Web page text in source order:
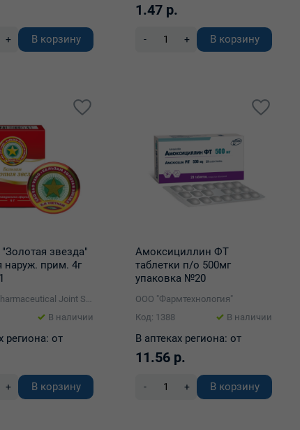
+ В корзину
1.47 р.
- + В корзину
звезда"
наруж. прим. 4г
В наличии
региона: от
+ В корзину
Амоксициллин ФТ
таблетки п/о 500мг
упаковка №20
ООО "Фармтехнология"
Код: 1388
В наличии
В аптеках региона: от
11.56 р.
- + В корзину